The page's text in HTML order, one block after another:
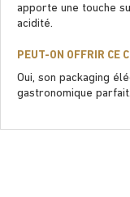
apporte une touche
acidité.
PEUT-ON OFFRIR CE
Oui, son packaging
gastronomique parfait.